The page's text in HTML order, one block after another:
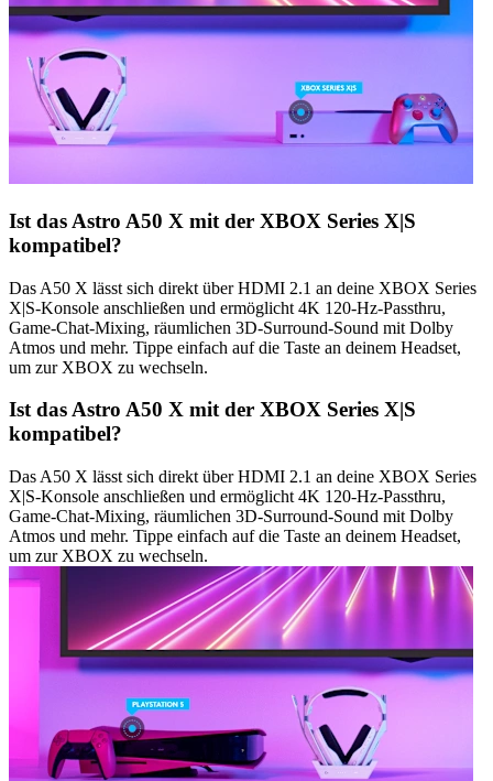
Ist das Astro A50 X mit der XBOX Series X|S
kompatibel?
Das A50 X lässt sich direkt über HDMI 2.1 an deine XBOX Series
X|S-Konsole anschließen und ermöglicht 4K 120-Hz-Passthru,
Game-Chat-Mixing, räumlichen 3D-Surround-Sound mit Dolby
Atmos und mehr. Tippe einfach auf die Taste an deinem Headset,
um zur XBOX zu wechseln.
Ist das Astro A50 X mit der XBOX Series X|S
kompatibel?
Das A50 X lässt sich direkt über HDMI 2.1 an deine XBOX Series
X|S-Konsole anschließen und ermöglicht 4K 120-Hz-Passthru,
Game-Chat-Mixing, räumlichen 3D-Surround-Sound mit Dolby
Atmos und mehr. Tippe einfach auf die Taste an deinem Headset,
um zur XBOX zu wechseln.